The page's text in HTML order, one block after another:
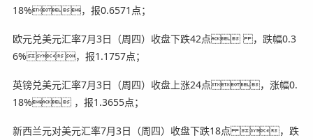
18%，报0.6571点；
欧元兑美元汇率7月3日（周四）收盘下跌42点 ，跌幅0.3
6%，报1.1757点；
英镑兑美元汇率7月3日（周四）收盘上涨24点，涨幅0.
18% ，报1.3655点；
新西兰元对美元汇率7月3日（周四）收盘下跌18点 ，跌